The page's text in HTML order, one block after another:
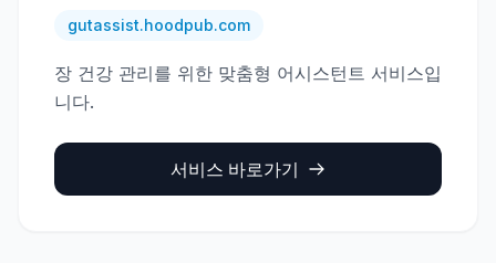
gutassist.hoodpub.com
장 건강 관리를 위한 맞춤형 어시스턴트 서비스입
니다.
서비스 바로가기